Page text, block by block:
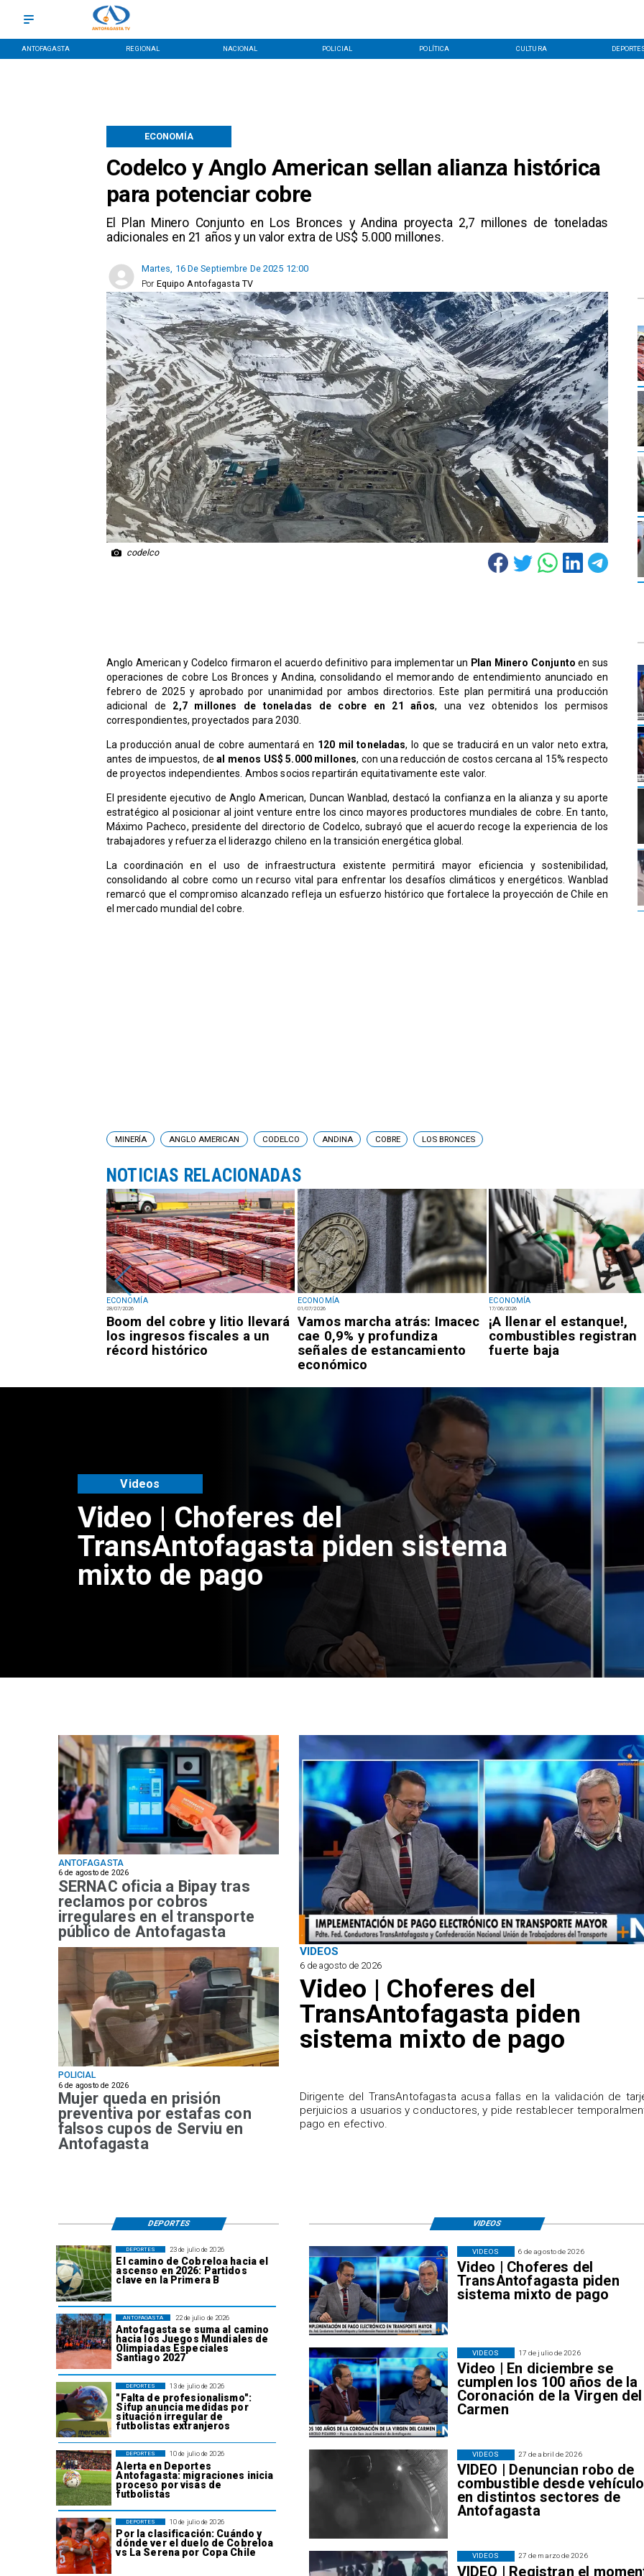
ANTOFAGASTA REGIONAL NACIONAL POLICIAL POLÍTICA CULTURA
Codelco y Anglo American sellan alianza histórica
para potenciar cobre
​El Plan Minero Conjunto en Los Bronces y Andina proyecta 2,7 millones de toneladas
adicionales en 21 años y un valor extra de US$ 5.000 millones.
ECONOMÍA
Martes, 16 De Septiembre De 2025 12:00
Equipo Antofagasta TV
Por
codelco
Anglo American y Codelco firmaron el acuerdo definitivo para implementar un Plan Minero Conjunto en sus
operaciones de cobre Los Bronces y Andina, consolidando el memorando de entendimiento anunciado en
febrero de 2025 y aprobado por unanimidad por ambos directorios. Este plan permitirá una producción
adicional de 2,7 millones de toneladas de cobre en 21 años, una vez obtenidos los permisos
correspondientes, proyectados para 2030.
La producción anual de cobre aumentará en 120 mil toneladas, lo que se traducirá en un valor neto extra,
antes de impuestos, deal menos US$ 5.000 millones, con una reducción de costos cercana al 15% respecto
de proyectos independientes. Ambos socios repartirán equitativamente este valor.
El presidente ejecutivo de Anglo American, Duncan Wanblad, destacó la confianza en la alianza y su aporte
estratégico al posicionar al joint venture entre los cinco mayores productores mundiales de cobre. En tanto,
Máximo Pacheco, presidente del directorio de Codelco, subrayó que el acuerdo recoge la experiencia de los
trabajadores y refuerza el liderazgo chileno en la transición energética global.
La coordinación en el uso de infraestructura existente permitirá mayor eficiencia y sostenibilidad,
consolidando al cobre como un recurso vital para enfrentar los desafíos climáticos y energéticos. Wanblad
remarcó que el compromiso alcanzado refleja un esfuerzo histórico que fortalece la proyección de Chile en
el mercado mundial del cobre.
ECONOMÍA
28/07/2026
Boom del cobre y litio llevará
los ingresos fiscales a un
récord histórico
ECONOMÍA
01/07/2026
Vamos marcha atrás: Imacec
cae 0,9% y profundiza
señales de estancamiento
económico
ECONOMÍA
17/06/2026
¡A llenar el estanque!,
combustibles registran
fuerte baja
MINERÍA ANGLO AMERICAN CODELCO ANDINA COBRE LOS BRONCES
NOTICIAS RELACIONADAS
Video | Choferes del
TransAntofagasta piden sistema
mixto de pago
Videos
ANTOFAGASTA
6 de agosto de 2026
SERNAC oficia a Bipay tras
reclamos por cobros
irregulares en el transporte
público de Antofagasta
VIDEOS
6 de agosto de 2026
Video | Choferes del
TransAntofagasta piden
sistema mixto de pago
​Dirigente del TransAntofagasta acusa fallas en la validación de
perjuicios a usuarios y conductores, y pide restablecer
pago en efectivo.
POLICIAL
6 de agosto de 2026
Mujer queda en prisión
preventiva por estafas con
falsos cupos de Serviu en
Antofagasta
23 de julio de 2026
El camino de Cobreloa hacia el
ascenso en 2026: Partidos
clave en la Primera B
DEPORTES
22 de julio de 2026
Antofagasta se suma al camino
hacia los Juegos Mundiales de
Olimpiadas Especiales
Santiago 2027
ANTOFAGASTA
13 de julio de 2026
"Falta de profesionalismo":
Sifup anuncia medidas por
situación irregular de
futbolistas extranjeros
DEPORTES
10 de julio de 2026
Alerta en Deportes
Antofagasta: migraciones inicia
proceso por visas de
futbolistas
DEPORTES
10 de julio de 2026
Por la clasificación: Cuándo y
dónde ver el duelo de Cobreloa
vs La Serena por Copa Chile
DEPORTES
6 de agosto de 2026
Video | Choferes del
TransAntofagasta piden
sistema mixto de pago
VIDEOS
17 de julio de 2026
Video | En diciembre se
cumplen los 100 años de la
Coronación de la Virgen del
Carmen
VIDEOS
27 de abril de 2026
VIDEO | Denuncian robo de
combustible desde
en distintos sectores de
Antofagasta
VIDEOS
27 de marzo de 2026
VIDEO | Registran el
VIDEOS
VIDEOS
DEPORTES